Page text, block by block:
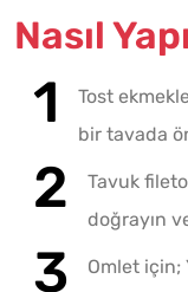
Nasıl
Tost
bir tavada
Tavuk
doğrayın
Omlet için;